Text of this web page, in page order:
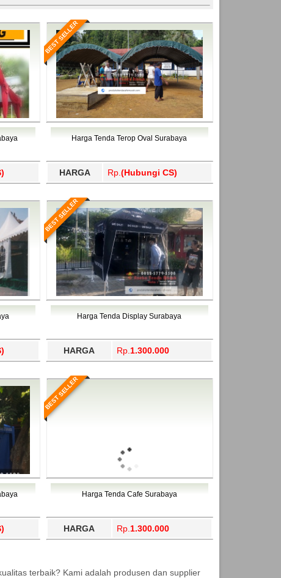
BEST SELLER
Harga Tenda Terop Oval Surabaya
HARGA Rp. (Hubungi CS)
BEST SELLER
Harga Tenda Display Surabaya
HARGA Rp. 1.300.000
BEST SELLER
Harga Tenda Cafe Surabaya
HARGA Rp. 1.300.000
terbaik? Kami adalah produsen dan supplier